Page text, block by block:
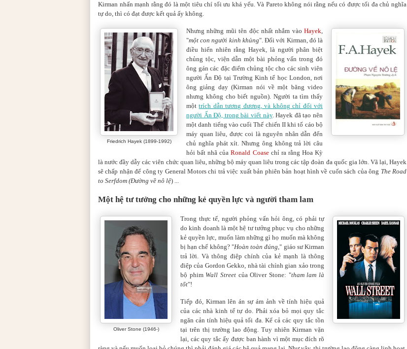
Kirman nhấn mạnh rằng đó là một tiêu chí tối ưu khá yếu. Và Pareto không nói rằng nếu có được tối đa chủ nghĩa
tự do, thì có đạt được kết quả ấy không.
Friedrich Hayek (1899-1992)
Nhưng những mũi tên độc nhất nhắm vào Hayek,
"một con người kinh khủng". Đối với Kirman, đó là
điều hiển nhiên rằng Hayek, là người phân biệt
chủng tộc, viện dẫn một bài phỏng vấn trong đó
ông gán các đặc điểm chủng tộc cho các sinh viên
người Ấn Độ tại Trường Kinh tế học London, nơi
ông giảng dạy (Kirman nói về một băng video
nhưng không cho biết nguồn). Người ta tìm thấy
mộttrích dẫn tương đương, và không chỉ đối với
người Ấn Độ, trong bài viết này. Hayek đã tạo nên
một danh tiếng vào cuối Thế chiến II khi tố cáo bộ
máy quan liêu, được coi là nguyên nhân dẫn đến
chủ nghĩa phát xít. Nhưng ông không trả lời câu
hỏi bất nhã củaRonald Coasechỉ ra rằng Hoa Kỳ
là nước đầy dẫy các viên chức quan liêu, những bộ máy quan liêu trong các tập đoàn đa quốc gia lớn. Vã lại, Hayek
sẽ chấp nhận để công ty General Motors chi trả việc xuất bản phiên bản hoạt hình về cuốn sách của ông The Road
to Serfdom (Đường về nô lệ) ...
Một hệ tư tưởng cho những kẻ quyền lực và người tham lam
Oliver Stone (1946-)
Trong thực tế, người phỏng vấn hỏi ông, có phải tự
do kinh doanh là một hệ tư tưởng phục vụ cho những
kẻ quyền lực, muốn làm những gì họ muốn mà không
bị hạn chế không? "Hoàn toàn đúng," giáo sư Kirman
trả lời. Và thông điệp chính của kẻ mạnh là thông
điệp của Gordon Gekko, nhà tài chính gian xảo trong
bộ phim Wall Street của Oliver Stone: "tham lam là
tốt"!
Tiếp đó, Kirman lên án sự ám ảnh về tính hiệu quả
của các nhà kinh tế tự do. Phải xóa bỏ mọi quy tắc
ngăn cản tính hiệu quả tối đa. Kể cả các quy tắc tồn
tại trên thị trường lao động. Tuy nhiên Kirman vặn
lại, các quy tắc ấy được ban hành vì một mục đích rõ